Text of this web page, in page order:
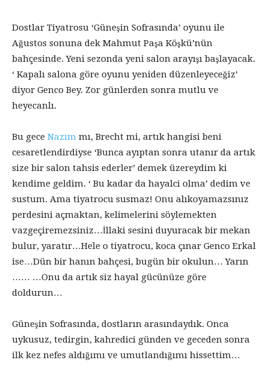
Dostlar Tiyatrosu ‘Güneşin Sofrasında’ oyunu ile
Ağustos sonuna dek Mahmut Paşa Köşkü’nün
bahçesinde. Yeni sezonda yeni salon arayışı başlayacak.
‘ Kapalı salona göre oyunu yeniden düzenleyeceğiz’
diyor Genco Bey. Zor günlerden sonra mutlu ve
heyecanlı.
Bu gece Nazım mı, Brecht mi, artık hangisi beni
cesaretlendirdiyse ‘Bunca ayıptan sonra utanır da artık
size bir salon tahsis ederler’ demek üzereydim ki
kendime geldim. ‘ Bu kadar da hayalci olma’ dedim ve
sustum. Ama tiyatrocu susmaz! Onu alıkoyamazsınız
perdesini açmaktan, kelimelerini söylemekten
vazgeçiremezsiniz…İllaki sesini duyuracak bir mekan
bulur, yaratır…Hele o tiyatrocu, koca çınar Genco Erkal
ise…Dün bir hanın bahçesi, bugün bir okulun… Yarın
…… …Onu da artık siz hayal gücünüze göre
doldurun…
Güneşin Sofrasında, dostların arasındaydık. Onca
uykusuz, tedirgin, kahredici günden ve geceden sonra
ilk kez nefes aldığımı ve umutlandığımı hissettim…